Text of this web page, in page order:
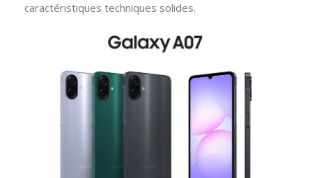
caractéristiques techniques solides.